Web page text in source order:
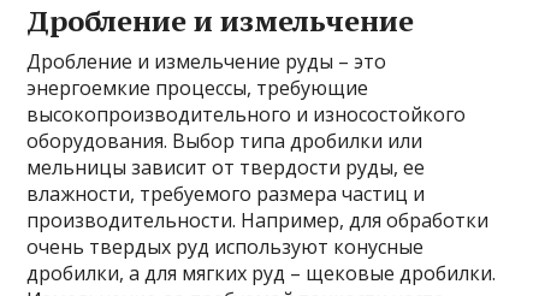
Дробление и измельчение
Дробление и измельчение руды – это
энергоемкие процессы, требующие
высокопроизводительного и износостойкого
оборудования. Выбор типа дробилки или
мельницы зависит от твердости руды, ее
влажности, требуемого размера частиц и
производительности. Например, для обработки
очень твердых руд используют конусные
дробилки, а для мягких руд – щековые дробилки.